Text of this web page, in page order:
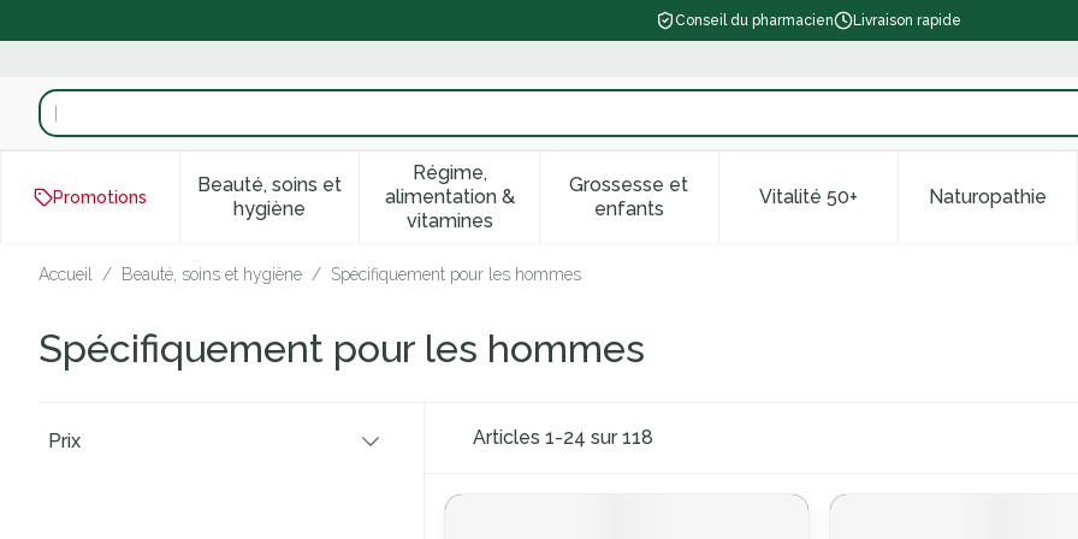
Conseil du pharmacien Livraison rapide
Rechercher
Promotions
Beauté, soins et
hygièneAfficher le sous-menu pour la catégorie Beauté, soins et hygiène
Régime,
alimentation &
vitamines
Afficher le sous-menu pour la catégorie Régime, alimentation &
Grossesse et
enfantsAfficher le sous-menu pour la catégorie
Vitalité 50+Afficher le sous-menu pour la
Naturopathie
Afficher
Accueil / Beauté, soins et hygiène / Spécifiquement pour les hommes
Spécifiquement pour les hommes
Prix
Articles 1-24 sur118